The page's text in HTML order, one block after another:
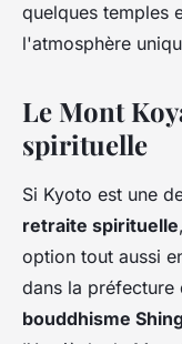
quelques temples
l'atmosphère
Le Mont
spirituelle
Si Kyoto est une
retraite spirituelle
option tout aussi
dans la préfecture
bouddhisme